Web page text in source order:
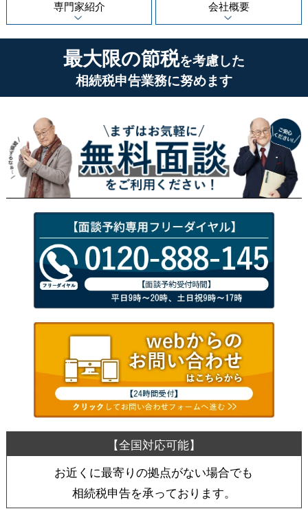
専門家紹介 会社概要
最大限の節税を考慮した
相続税申告業務に努めます
お近くに最寄りの拠点がない場合でも
相続税申告を承っております。